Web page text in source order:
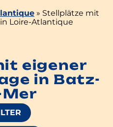
» Stellplätze mit
Loire-Atlantique
eigener
in Batz-